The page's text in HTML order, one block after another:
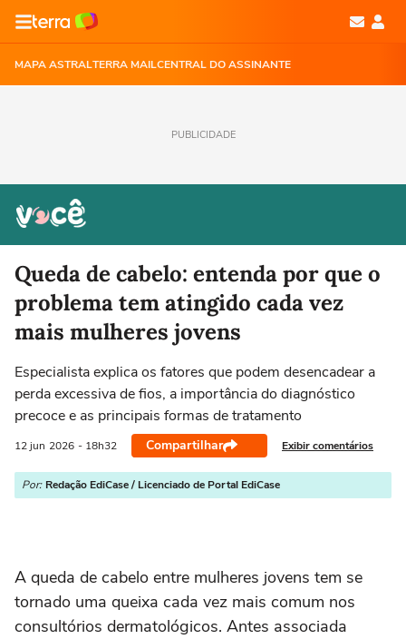
MAPA ASTRALTERRA MAILCENTRAL DO ASSINANTE
PUBLICIDADE
Queda de cabelo: entenda por que o
problema tem atingido cada vez
mais mulheres jovens
Especialista explica os fatores que podem desencadear a
perda excessiva de fios, a importância do diagnóstico
precoce e as principais formas de tratamento
12 jun 2026 - 18h32 Compartilhar Exibir comentários
Por: Redação EdiCase / Licenciado de Portal EdiCase
A queda de cabelo entre mulheres jovens tem se
tornado uma queixa cada vez mais comum nos
consultórios dermatológicos. Antes associada